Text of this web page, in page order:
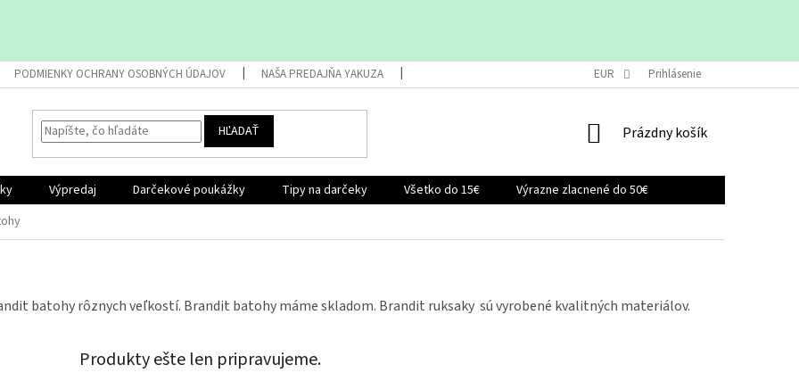
PODMIENKY OCHRANY OSOBNÝCH ÚDAJOV NAŠA PREDAJŇA YAKUZA OBCHODNÉ PODMIENKY
EUR Prihlásenie
HĽADAŤ
NÁKUPNÝ
Prázdny košík
Výpredaj Darčekové poukážky Tipy na darčeky Všetko do 15€
Výrazne zlacnené do 50€
batohy rôznych veľkostí. Brandit batohy máme skladom. Brandit ruksaky sú vyrobené kvalitných materiálov.
Produkty ešte len pripravujeme.